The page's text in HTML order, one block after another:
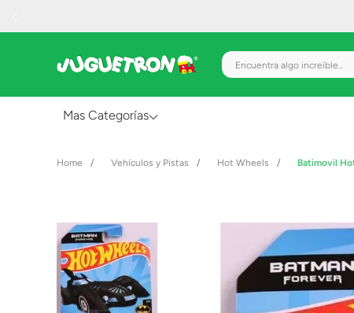
Encuentra algo
Mas Categorías
Creatividad y Arte
Figuras de Acción
Gadgets y Electrónicos
Vehículos y Pistas Hot Wheels Batimovil